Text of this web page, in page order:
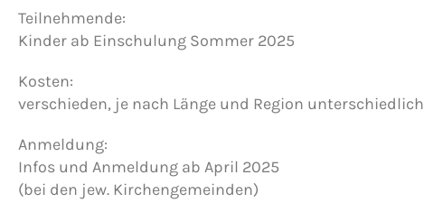
Teilnehmende:
Kinder ab Einschulung Sommer 2025
Kosten:
verschieden, je nach Länge und Region unterschiedlich
Anmeldung:
Infos und Anmeldung ab April 2025
(bei den jew. Kirchengemeinden)